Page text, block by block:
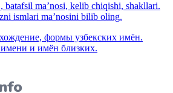
batafsil ma’nosi, kelib chiqishi, shakllari.
ismlari ma’nosini bilib oling.
формы узбекских имён.
и имён близких.